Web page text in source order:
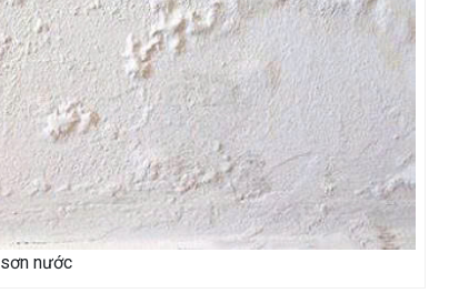
sơn nước